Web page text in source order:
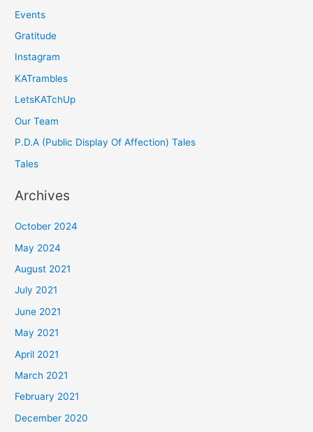
Events
Gratitude
Instagram
KATrambles
LetsKATchUp
Our Team
P.D.A (Public Display Of Affection) Tales
Tales
Archives
October 2024
May 2024
August 2021
July 2021
June 2021
May 2021
April 2021
March 2021
February 2021
December 2020